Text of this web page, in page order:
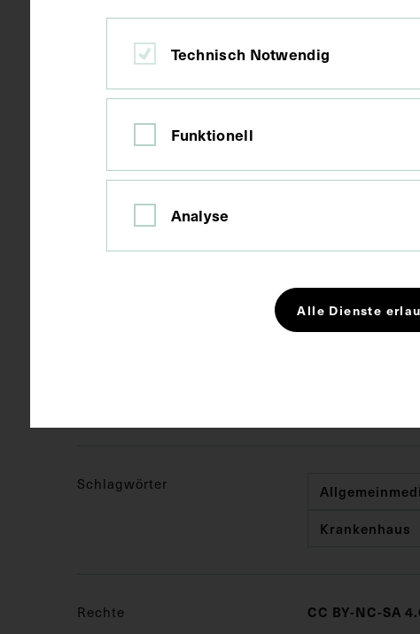
Material Papier
Technik Druck
Bildmaß 31 x
Schlagwörter
Krankenhaus
Rechte CC BY-NC-SA
Technisch Notwendig
Funktionell
Analyse
Alle Dienste